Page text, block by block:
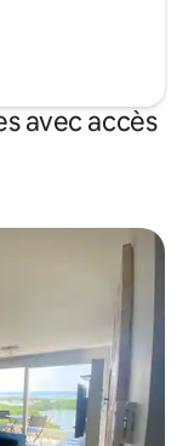
avec accès